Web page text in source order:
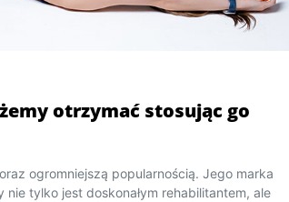
otrzymać stosując go
ogromniejszą popularnością. Jego marka
tylko jest doskonałym rehabilitantem, ale